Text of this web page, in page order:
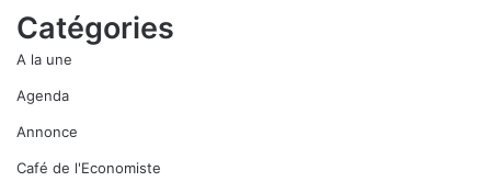
Catégories
A la une
Agenda
Annonce
Café de l'Economiste